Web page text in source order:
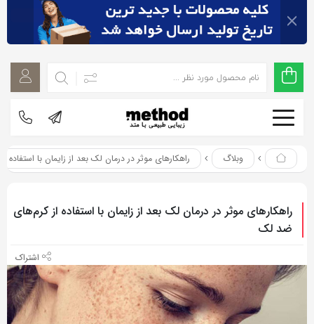
اشتراک
با
از
زیر
صفحه
دوستان
وبلاگ راهکارهای موثر در درمان لک بعد از زایمان با
راهکارهای موثر در درمان لک بعد از زایمان با استفاده از کرم‌های
ضد لک
اشتراک
گذاری
با
از
صفحه
دوستان